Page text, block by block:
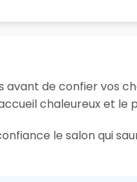
de confier vos
chaleureux et le
le salon qui